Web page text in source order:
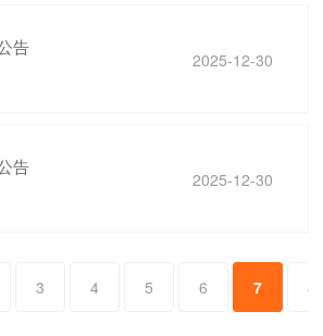
告
2025-12-30
告
2025-12-30
3 4 5 6 7 8